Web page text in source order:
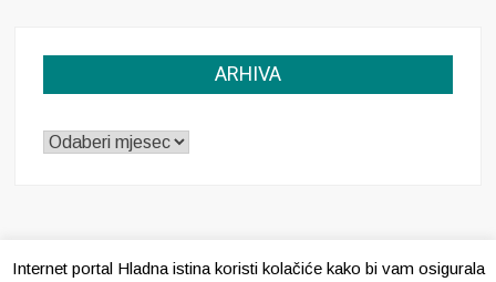
ARHIVA
ARHIVA
Internet portal Hladna istina koristi kolačiće kako bi vam osigurala